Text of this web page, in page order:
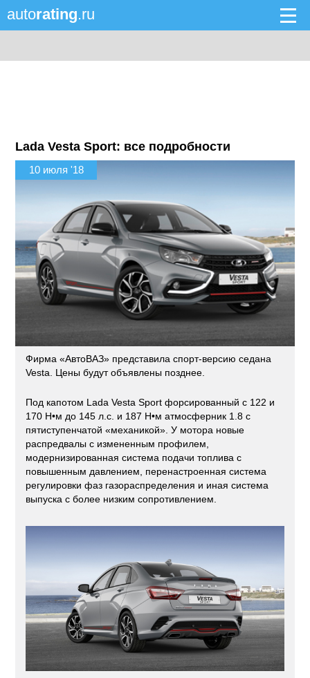
autorating.ru
Lada Vesta Sport: все подробности
10 июля '18
Фирма «АвтоВАЗ» представила спорт-версию седана
Vesta. Цены будут объявлены позднее.
Под капотом Lada Vesta Sport форсированный с 122 и
170 Н•м до 145 л.с. и 187 Н•м атмосферник 1.8 с
пятиступенчатой «механикой». У мотора новые
распредвалы с измененным профилем,
модернизированная система подачи топлива с
повышенным давлением, перенастроенная система
регулировки фаз газораспределения и иная система
выпуска с более низким сопротивлением.